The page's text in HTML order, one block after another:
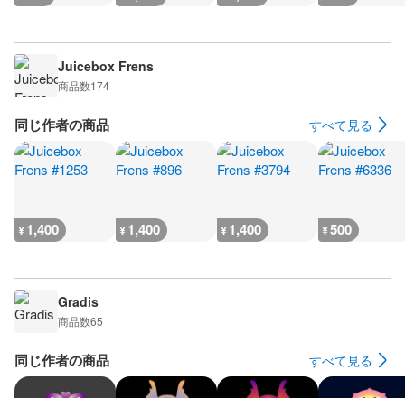
Juicebox Frens
商品数174
同じ作者の商品 すべて見る
¥1,400 ¥1,400 ¥1,400 ¥500
Gradis
商品数65
同じ作者の商品 すべて見る